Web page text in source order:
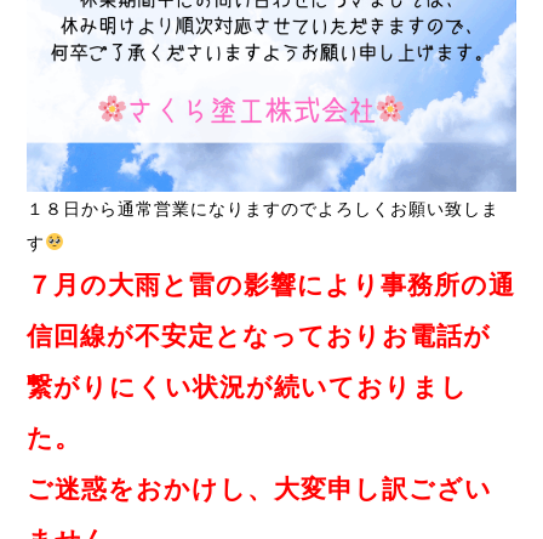
１８日から通常営業になりますのでよろしくお願い致しま
す
７月の大雨と雷の影響により事務所の通
信回線が不安定となっておりお電話が
繋がりにくい状況が続いておりまし
た。
ご迷惑をおかけし、大変申し訳ござい